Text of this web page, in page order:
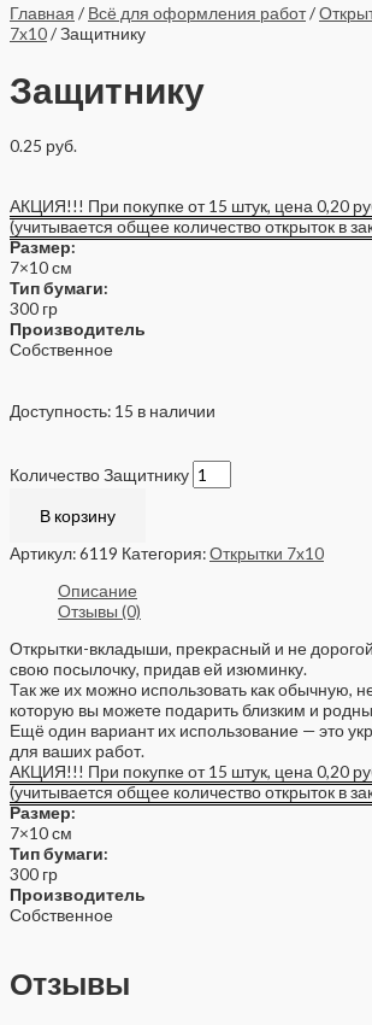
Главная / Всё для оформления работ/
7x10/ Защитнику
Защитнику
0.25 руб.
АКЦИЯ!!! При покупке от 15 штук, цена 0,20
(учитывается общее количество открыток в
Размер:
7×10 см
Тип бумаги:
300 гр
Производитель
Собственное
Доступность: 15 в наличии
Количество Защитнику
В корзину
Артикул:6119 Категория:Открытки 7x10
Описание
Отзывы (0)
Открытки-вкладыши, прекрасный и не
свою посылочку, придав ей изюминку.
Так же их можно использовать как обычную,
которую вы можете подарить близким и
Ещё один вариант их использование — это
для ваших работ.
АКЦИЯ!!! При покупке от 15 штук, цена 0,20
(учитывается общее количество открыток в
Размер:
7×10 см
Тип бумаги:
300 гр
Производитель
Собственное
Отзывы